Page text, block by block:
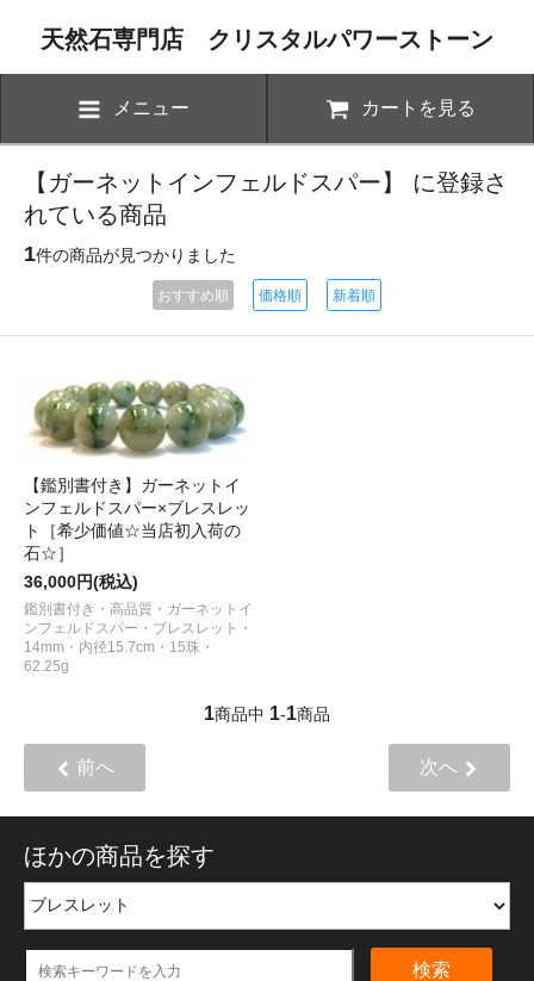
天然石専門店 クリスタルパワーストーン
メニュー カートを見る
【ガーネットインフェルドスパー】 に登録さ
れている商品
1件の商品が見つかりました
おすすめ順 価格順 新着順
【鑑別書付き】ガーネットイ
ンフェルドスパー×ブレスレッ
ト［希少価値☆当店初入荷の
石☆］
36,000円(税込)
鑑別書付き・高品質・ガーネットイ
ンフェルドスパー・ブレスレット・
14mm・内径15.7cm・15珠・
62.25g
1商品中 1-1商品
前へ 次へ
ほかの商品を探す
検索